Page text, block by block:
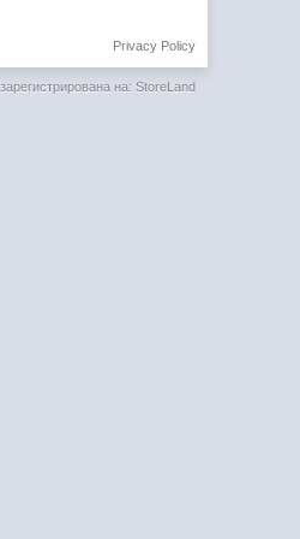
Privacy Policy
на: StoreLand